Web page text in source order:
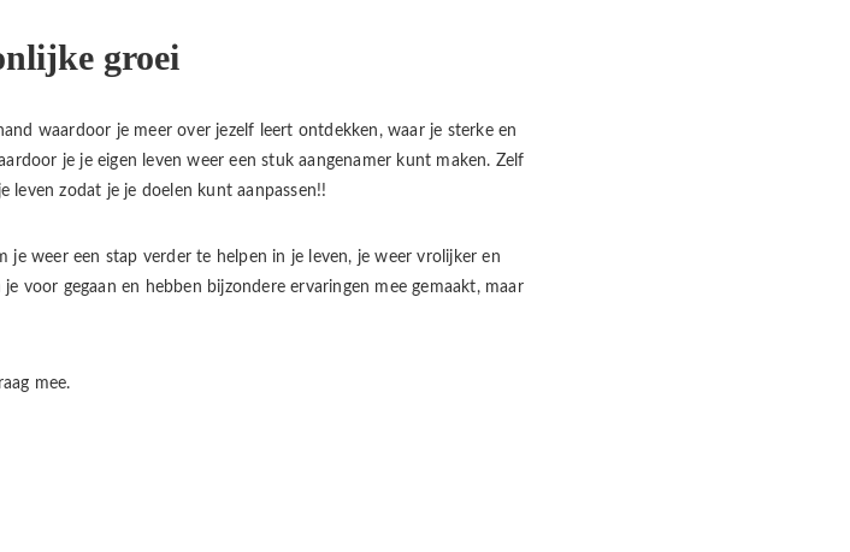
groei
waardoor je meer over jezelf leert ontdekken, waar je sterke en
je je eigen leven weer een stuk aangenamer kunt maken. Zelf
zodat je je doelen kunt aanpassen!!
je weer een stap verder te helpen in je leven, je weer vrolijker en
voor gegaan en hebben bijzondere ervaringen mee gemaakt, maar
mee.